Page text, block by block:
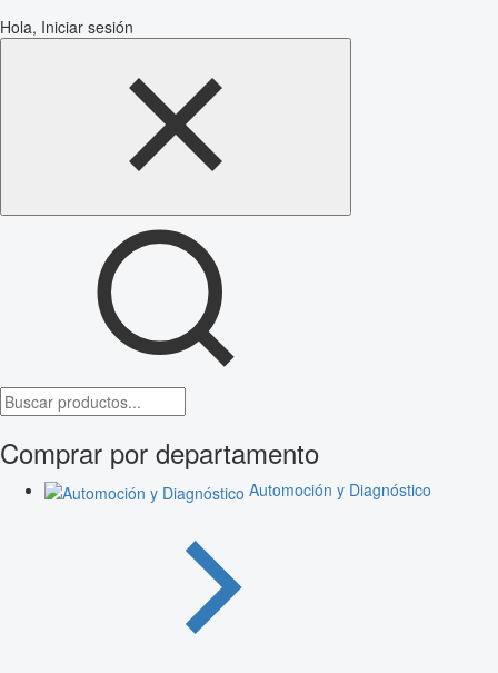
Hola, Iniciar sesión
Comprar por departamento
Automoción y Diagnóstico